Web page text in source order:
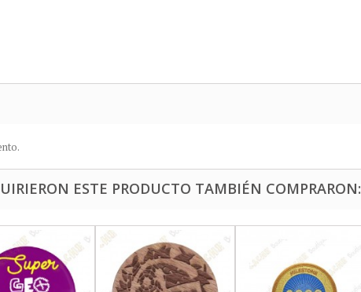
ESTE PRODUCTO TAMBIÉN COMPRARON: